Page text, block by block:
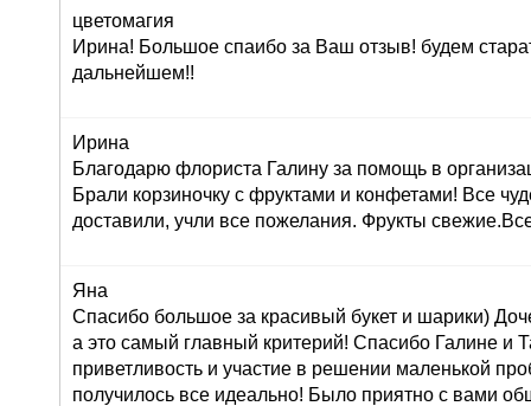
цветомагия
Ирина! Большое спаибо за Ваш отзыв! будем
дальнейшем!!
Ирина
Благодарю флориста Галину за помощь в
Брали корзиночку с фруктами и конфетами! Все
доставили, учли все пожелания. Фрукты
Яна
Спасибо большое за красивый букет и шарики)
а это самый главный критерий! Спасибо Галине и
приветливость и участие в решении маленькой
получилось все идеально! Было приятно с вами